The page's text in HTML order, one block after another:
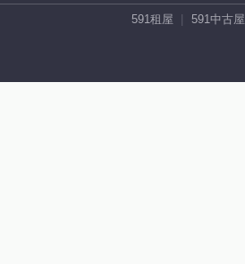
591租屋 591中古屋